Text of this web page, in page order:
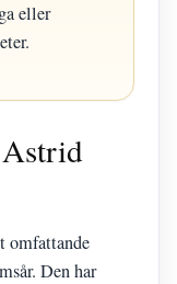
eller
omfattande
Den har